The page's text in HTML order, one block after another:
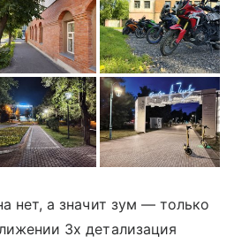
нет, а значит зум — только
3х детализация